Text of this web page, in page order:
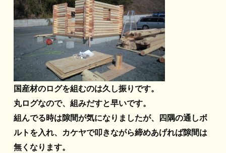
国産材のログを組むのは久し振りです。
丸ログなので、組みだすと早いです。
組んでる時は隙間が気になりましたが、四隅の通しボ
ルトを入れ、カケヤで叩きながら締めあげれば隙間は
無くなります。